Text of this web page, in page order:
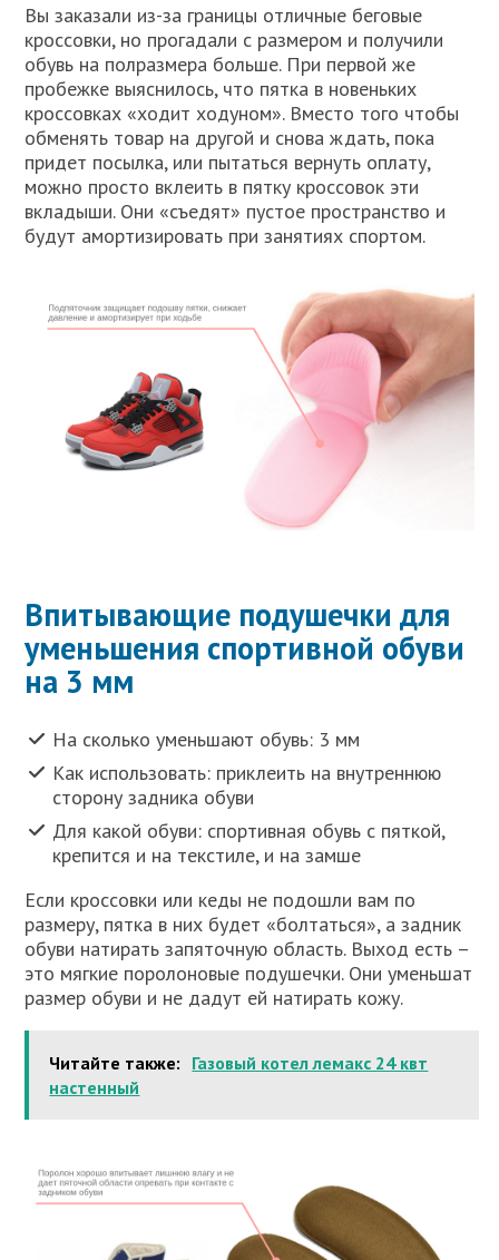
Вы заказали из-за границы отличные беговые
кроссовки, но прогадали с размером и получили
обувь на полразмера больше. При первой же
пробежке выяснилось, что пятка в новеньких
кроссовках «ходит ходуном». Вместо того чтобы
обменять товар на другой и снова ждать, пока
придет посылка, или пытаться вернуть оплату,
можно просто вклеить в пятку кроссовок эти
вкладыши. Они «съедят» пустое пространство и
будут амортизировать при занятиях спортом.
Впитывающие подушечки для
уменьшения спортивной обуви
на 3 мм
На сколько уменьшают обувь: 3 мм
Как использовать: приклеить на внутреннюю
сторону задника обуви
Для какой обуви: спортивная обувь с пяткой,
крепится и на текстиле, и на замше
Если кроссовки или кеды не подошли вам по
размеру, пятка в них будет «болтаться», а задник
обуви натирать запяточную область. Выход есть –
это мягкие поролоновые подушечки. Они уменьшат
размер обуви и не дадут ей натирать кожу.
Читайте также: Газовый котел лемакс 24 квт
настенный